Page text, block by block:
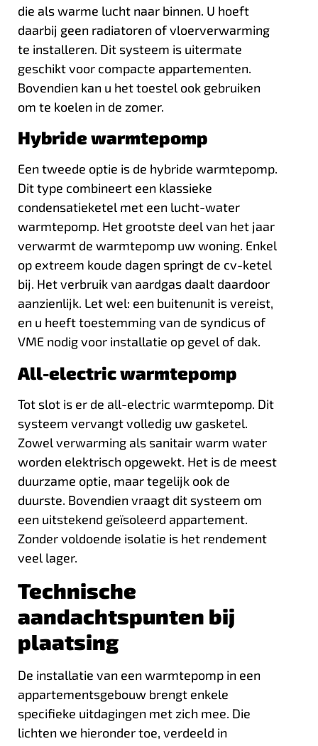
die als warme lucht naar binnen. U hoeft
daarbij geen radiatoren of vloerverwarming
te installeren. Dit systeem is uitermate
geschikt voor compacte appartementen.
Bovendien kan u het toestel ook gebruiken
om te koelen in de zomer.
Hybride warmtepomp
Een tweede optie is de hybride warmtepomp.
Dit type combineert een klassieke
condensatieketel met een lucht-water
warmtepomp. Het grootste deel van het jaar
verwarmt de warmtepomp uw woning. Enkel
op extreem koude dagen springt de cv-ketel
bij. Het verbruik van aardgas daalt daardoor
aanzienlijk. Let wel: een buitenunit is vereist,
en u heeft toestemming van de syndicus of
VME nodig voor installatie op gevel of dak.
All-electric warmtepomp
Tot slot is er de all-electric warmtepomp. Dit
systeem vervangt volledig uw gasketel.
Zowel verwarming als sanitair warm water
worden elektrisch opgewekt. Het is de meest
duurzame optie, maar tegelijk ook de
duurste. Bovendien vraagt dit systeem om
een uitstekend geïsoleerd appartement.
Zonder voldoende isolatie is het rendement
veel lager.
Technische
aandachtspunten bij
plaatsing
De installatie van een warmtepomp in een
appartementsgebouw brengt enkele
specifieke uitdagingen met zich mee. Die
lichten we hieronder toe, verdeeld in